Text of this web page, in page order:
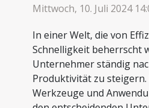
Mittwoch, 10. Juli 2024
In einer Welt, die von
Schnelligkeit beherrscht
Unternehmer ständig
Produktivität zu
Werkzeuge und